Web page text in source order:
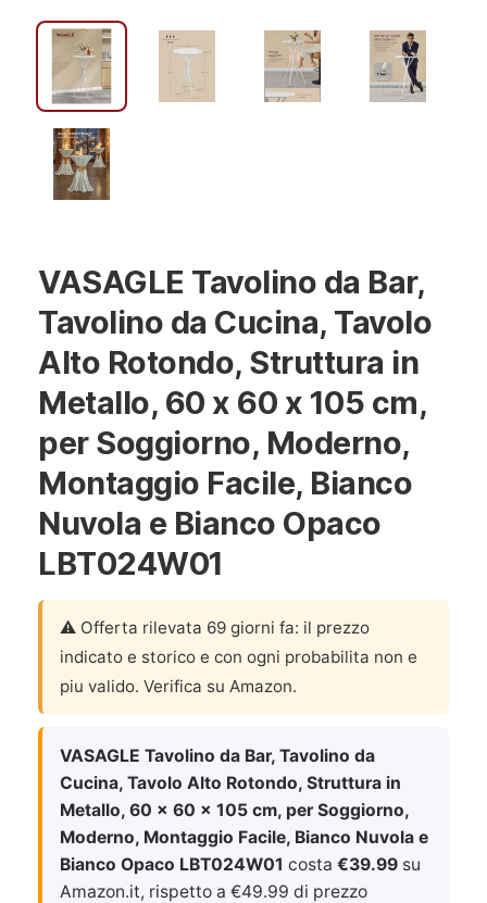
VASAGLE Tavolino da Bar,
Tavolino da Cucina, Tavolo
Alto Rotondo, Struttura in
Metallo, 60 x 60 x 105 cm,
per Soggiorno, Moderno,
Montaggio Facile, Bianco
Nuvola e Bianco Opaco
LBT024W01
⚠️ Offerta rilevata 69 giorni fa: il prezzo
indicato e storico e con ogni probabilita non e
piu valido. Verifica su Amazon.
VASAGLE Tavolino da Bar, Tavolino da
Cucina, Tavolo Alto Rotondo, Struttura in
Metallo, 60 x 60 x 105 cm, per Soggiorno,
Moderno, Montaggio Facile, Bianco Nuvola e
Bianco Opaco LBT024W01 costa €39.99 su
Amazon.it, rispetto a €49.99 di prezzo